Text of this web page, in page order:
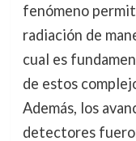
fenómeno
radiación de
cual es
de estos
Además, los
detectores